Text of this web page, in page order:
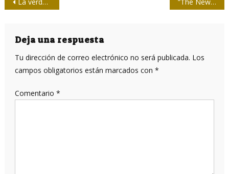
entradas
Deja una respuesta
Tu dirección de correo electrónico no será publicada. Los
campos obligatorios están marcados con *
Comentario *